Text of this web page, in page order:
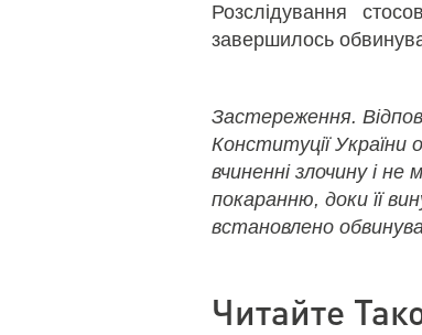
Розслідування
завершилось
Застереження.
Конституції
вчиненні злочину і
покаранню, доки її
встановлено
Читайте